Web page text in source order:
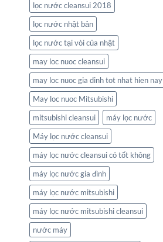
lọc nước cleansui 2018
lọc nước nhật bản
lọc nước tại vòi của nhật
may loc nuoc cleansui
may loc nuoc gia dinh tot nhat hien nay
May loc nuoc Mitsubishi
mitsubishi cleansui
máy lọc nước
Máy lọc nước cleansui
máy lọc nước cleansui có tốt không
máy lọc nước gia đình
máy lọc nước mitsubishi
máy lọc nước mitsubishi cleansui
nước máy